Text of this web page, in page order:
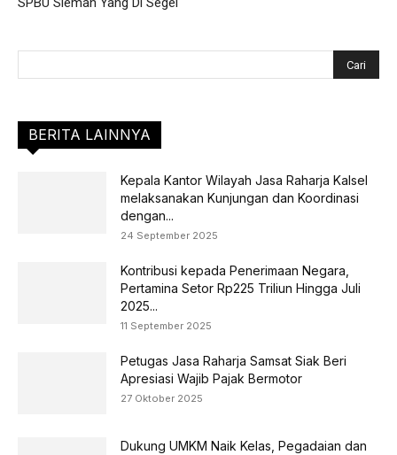
BERITA LAINNYA
Kepala Kantor Wilayah Jasa Raharja Kalsel
melaksanakan Kunjungan dan Koordinasi
dengan...
24 September 2025
Kontribusi kepada Penerimaan Negara,
Pertamina Setor Rp225 Triliun Hingga Juli
2025...
11 September 2025
Petugas Jasa Raharja Samsat Siak Beri
Apresiasi Wajib Pajak Bermotor
27 Oktober 2025
Dukung UMKM Naik Kelas, Pegadaian dan